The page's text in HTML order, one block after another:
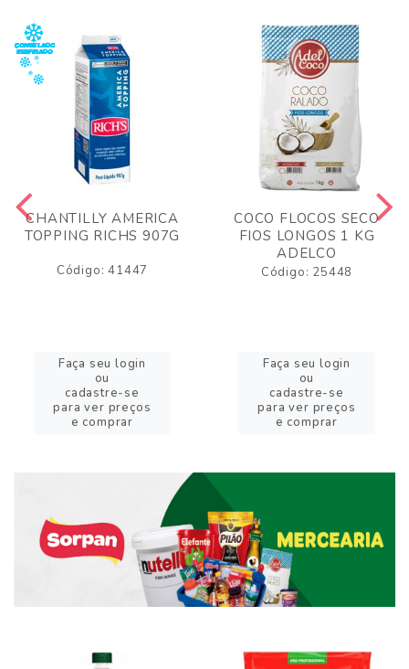
CHANTILLY AMERICA
TOPPING RICHS 907G
Código: 41447
Faça seu login
ou
cadastre-se
para ver preços
e comprar
COCO FLOCOS SECO
FIOS LONGOS 1 KG
ADELCO
Código: 25448
Faça seu login
ou
cadastre-se
para ver preços
e comprar